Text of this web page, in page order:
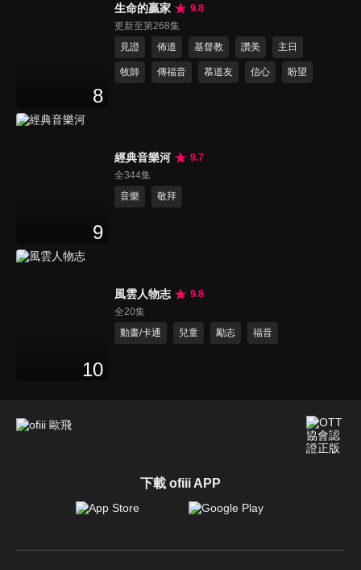
8
生命的贏家
9.8
更新至第268集
見證
佈道 基督教 讚美 主日
牧師 傳福音 慕道友 信心 盼望
9
經典音樂河
9.7
全344集
音樂
敬拜
10
風雲人物志
9.8
全20集
動畫/卡通
兒童 勵志 福音
下載 ofiii APP